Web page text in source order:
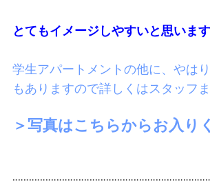
とてもイメージしやすいと思います
学生アパートメントの他に、やは
もありますので詳しくはスタッフま
＞写真はこちらからお入り